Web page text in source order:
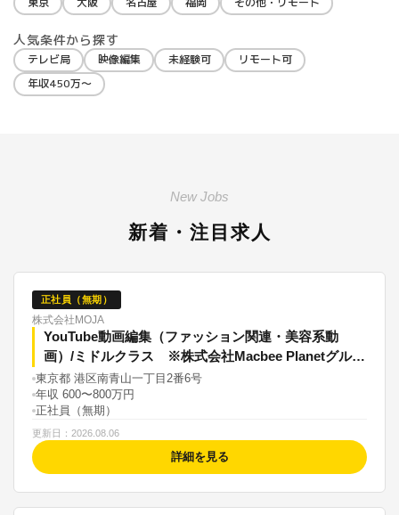
人気条件から探す
テレビ局 映像編集 未経験可
リモート可
年収450万〜
New Jobs
新着・注目求人
正社員（無期）
株式会社MOJA
YouTube動画編集（ファッション関連・美容系動
画）/ミドルクラス ※株式会社Macbee Planetグルー
プ
東京都 港区南青山一丁目2番6号
年収 600〜800万円
正社員（無期）
更新日：2026.08.06
詳細を見る